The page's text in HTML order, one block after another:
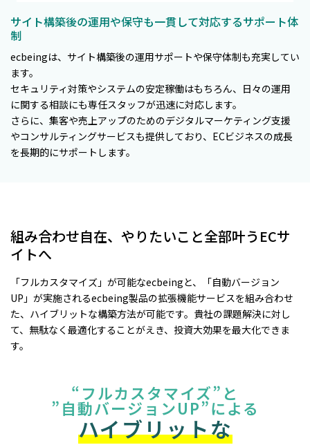
サイト構築後の運用や保守も一貫して対応するサポート体
制
ecbeingは、サイト構築後の運用サポートや保守体制も充実してい
ます。
セキュリティ対策やシステムの安定稼働はもちろん、日々の運用
に関する相談にも専任スタッフが迅速に対応します。
さらに、集客や売上アップのためのデジタルマーケティング支援
やコンサルティングサービスも提供しており、ECビジネスの成長
を長期的にサポートします。
組み合わせ自在、やりたいこと全部叶うECサ
イトへ
「フルカスタマイズ」が可能なecbeingと、「自動バージョン
UP」が実施されるecbeing製品の拡張機能サービスを組み合わせ
た、ハイブリットな構築方法が可能です。貴社の課題解決に対し
て、無駄なく最適化することがえき、投資大効果を最大化できま
す。
“フルカスタマイズ”と
”自動バージョンUP”による
ハイブリットな